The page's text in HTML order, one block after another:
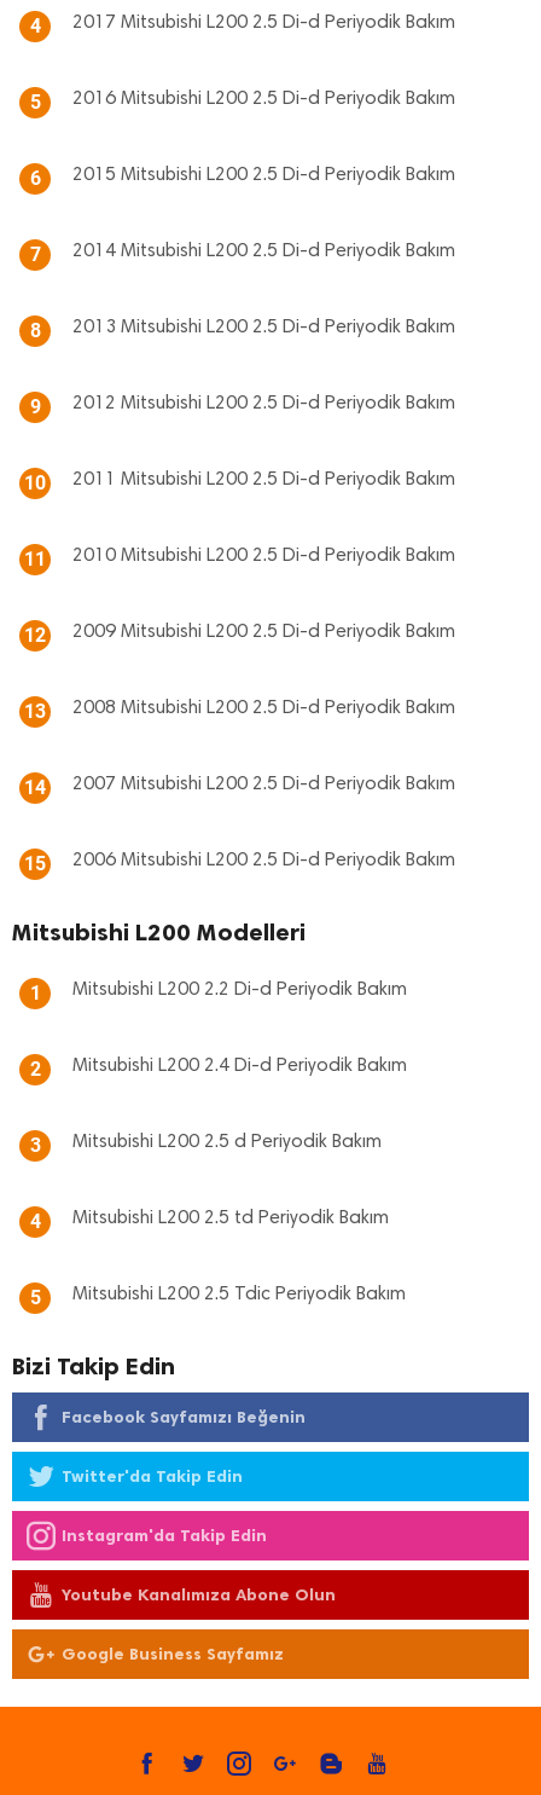
4 2017 Mitsubishi L200 2.5 Di-d Periyodik Bakım
5 2016 Mitsubishi L200 2.5 Di-d Periyodik Bakım
6 2015 Mitsubishi L200 2.5 Di-d Periyodik Bakım
7 2014 Mitsubishi L200 2.5 Di-d Periyodik Bakım
8 2013 Mitsubishi L200 2.5 Di-d Periyodik Bakım
9 2012 Mitsubishi L200 2.5 Di-d Periyodik Bakım
10 2011 Mitsubishi L200 2.5 Di-d Periyodik Bakım
11 2010 Mitsubishi L200 2.5 Di-d Periyodik Bakım
12 2009 Mitsubishi L200 2.5 Di-d Periyodik Bakım
13 2008 Mitsubishi L200 2.5 Di-d Periyodik Bakım
14 2007 Mitsubishi L200 2.5 Di-d Periyodik Bakım
15 2006 Mitsubishi L200 2.5 Di-d Periyodik Bakım
Mitsubishi L200 Modelleri
1 Mitsubishi L200 2.2 Di-d Periyodik Bakım
2 Mitsubishi L200 2.4 Di-d Periyodik Bakım
3 Mitsubishi L200 2.5 d Periyodik Bakım
4 Mitsubishi L200 2.5 td Periyodik Bakım
5 Mitsubishi L200 2.5 Tdic Periyodik Bakım
Bizi Takip Edin
Facebook Sayfamızı Beğenin
Twitter'da Takip Edin
Instagram'da Takip Edin
Youtube Kanalımıza Abone Olun
Google Business Sayfamız